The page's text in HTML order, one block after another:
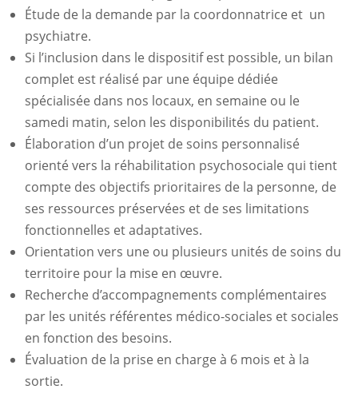
Étude de la demande par la coordonnatrice et un
psychiatre.
Si l’inclusion dans le dispositif est possible, un bilan
complet est réalisé par une équipe dédiée
spécialisée dans nos locaux, en semaine ou le
samedi matin, selon les disponibilités du patient.
Élaboration d’un projet de soins personnalisé
orienté vers la réhabilitation psychosociale qui tient
compte des objectifs prioritaires de la personne, de
ses ressources préservées et de ses limitations
fonctionnelles et adaptatives.
Orientation vers une ou plusieurs unités de soins du
territoire pour la mise en œuvre.
Recherche d’accompagnements complémentaires
par les unités référentes médico-sociales et sociales
en fonction des besoins.
Évaluation de la prise en charge à 6 mois et à la
sortie.